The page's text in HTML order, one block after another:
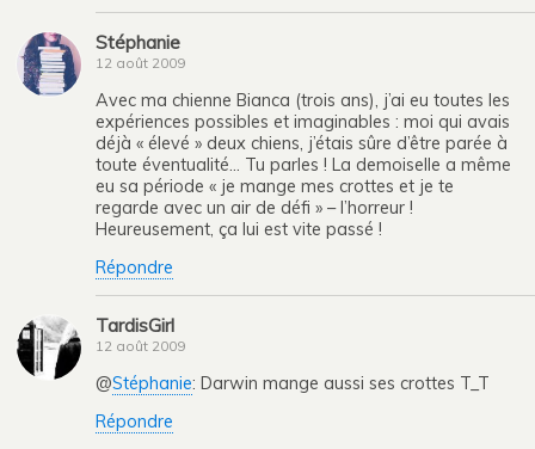
Stéphanie
12 août 2009
Avec ma chienne Bianca (trois ans), j’ai eu toutes les
expériences possibles et imaginables : moi qui avais
déjà « élevé » deux chiens, j’étais sûre d’être parée à
toute éventualité… Tu parles ! La demoiselle a même
eu sa période « je mange mes crottes et je te
regarde avec un air de défi » – l’horreur !
Heureusement, ça lui est vite passé !
Répondre
TardisGirl
12 août 2009
@Stéphanie: Darwin mange aussi ses crottes T_T
Répondre